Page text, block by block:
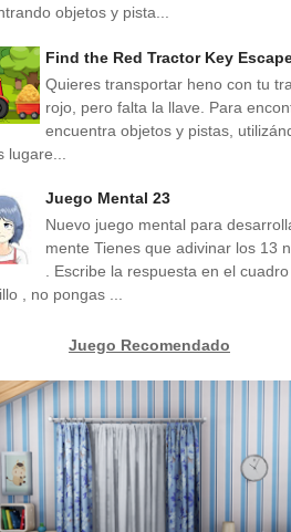
objetos y pista...
Find the Red Tractor Key
Quieres transportar heno con tu
rojo, pero falta la llave. Para
encuentra objetos y pistas,
lugare...
Juego Mental 23
Nuevo juego mental para
mente Tienes que adivinar los 13
. Escribe la respuesta en el cuadro
, no pongas ...
Juego Recomendado